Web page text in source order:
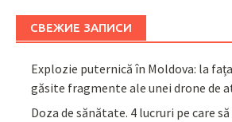
СВЕЖИЕ ЗАПИСИ
Explozie puternică în Moldova: la
găsite fragmente ale unei drone de
Doza de sănătate. 4 lucruri pe care